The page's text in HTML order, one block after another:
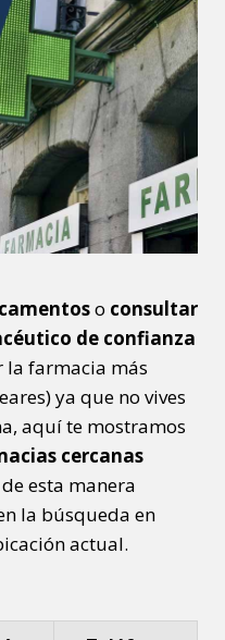
o consultar
de confianza
la farmacia más
ya que no vives
aquí te mostramos
cercanas
esta manera
la búsqueda en
actual.